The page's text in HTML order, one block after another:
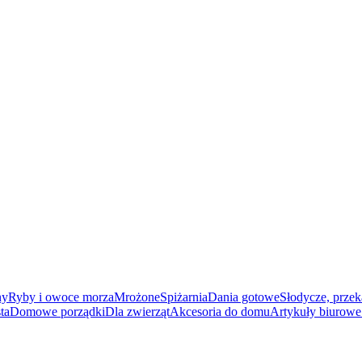
Ryby i owoce morzaMrożoneSpiżarniaDania gotoweSłodycze,
Domowe porządkiDla zwierzątAkcesoria do domuArtykuły